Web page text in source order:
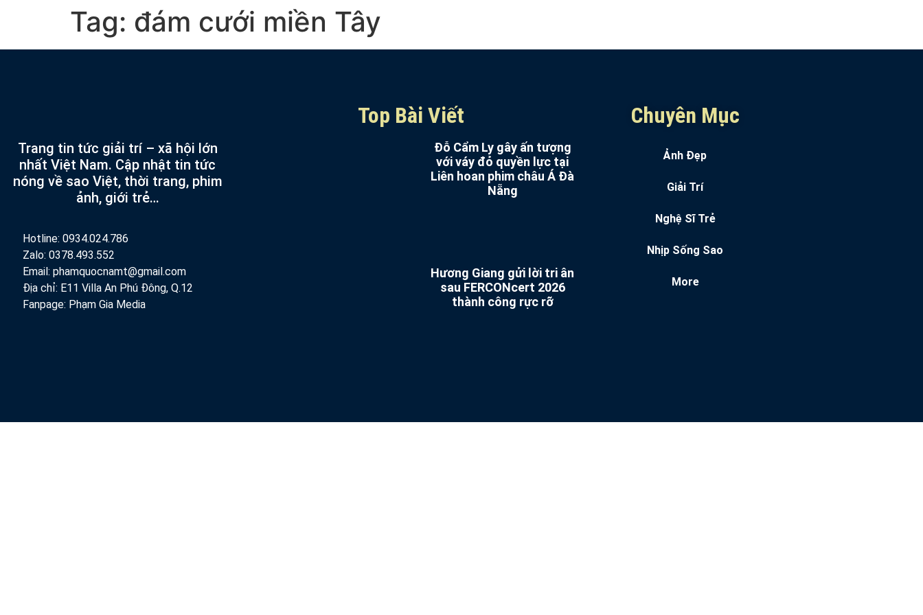
Tag: đám cưới miền Tây
Trang tin tức giải trí – xã hội lớn
nhất Việt Nam. Cập nhật tin tức
nóng về sao Việt, thời trang, phim
ảnh, giới trẻ…
Hotline: 0934.024.786
Zalo: 0378.493.552
Email: phamquocnamt@gmail.com
Địa chỉ: E11 Villa An Phú Đông, Q.12
Fanpage: Phạm Gia Media
Top Bài Viết
Đỗ Cẩm Ly gây ấn tượng
với váy đỏ quyền lực tại
Liên hoan phim châu Á Đà
Nẵng
Hương Giang gửi lời tri ân
sau FERCONcert 2026
thành công rực rỡ
Chuyên Mục
Ảnh Đẹp
Giải Trí
Nghệ Sĩ Trẻ
Nhịp Sống Sao
More